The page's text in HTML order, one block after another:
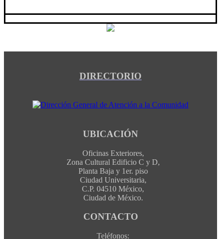
DIRECTORIO
UBICACIÓN
Oficinas Exteriores,
Zona Cultural Edificio C y D,
Planta Baja y 1er. piso
Ciudad Universitaria,
C.P. 04510 México,
Ciudad de México.
CONTACTO
Teléfonos: